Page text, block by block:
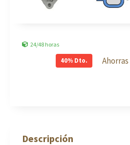
24/48 horas
40% Dto.
Descripción